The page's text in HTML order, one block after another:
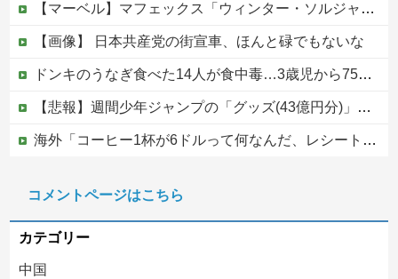
【マーベル】マフェックス「ウィンター・ソルジャー」可動フィギュア【再販予約開始】
【画像】 日本共産党の街宣車、ほんと碌でもないな
ドンキのうなぎ食べた14人が食中毒…3歳児から75歳まで被害
【悲報】週間少年ジャンプの「グッズ(43億円分)」を注文し全てキャンセルした女逮捕ｗｗｗｗｗｗｗｗ
海外「コーヒー1杯が6ドルって何なんだ、レシートを二度見した」値上げで買うのをやめたもの…
【移民政策反対】イオンの売り場で唐揚げを食う中国人の子供
コメントページはこちら
カテゴリー
中国